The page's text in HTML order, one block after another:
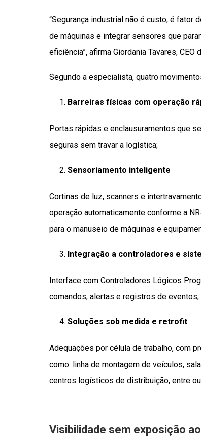
“Segurança industrial não é custo, é fator
de máquinas e integrar sensores que
eficiência”, afirma Giordania Tavares, CEO
Segundo a especialista, quatro
Barreiras físicas com operação
Portas rápidas e enclausuramentos que
seguras sem travar a logística;
Sensoriamento inteligente
Cortinas de luz, scanners e
operação automaticamente conforme a
para o manuseio de máquinas e
Integração a controladores e
Interface com Controladores Lógicos
comandos, alertas e registros de
Soluções sob medida e retrofit
Adequações por célula de trabalho, com
como: linha de montagem de veículos,
centros logísticos de distribuição, entre
Visibilidade sem exposição